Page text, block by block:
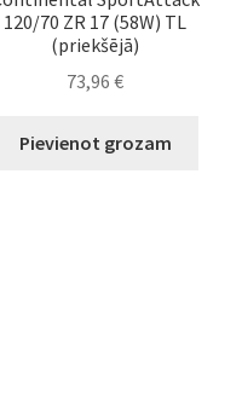
120/70 ZR 17 (58W) TL
(priekšējā)
73,96€
Pievienot grozam